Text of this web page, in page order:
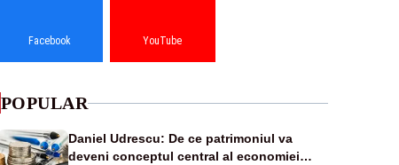
Facebook YouTube
POPULAR
Daniel Udrescu: De ce patrimoniul va
deveni conceptul central al economiei